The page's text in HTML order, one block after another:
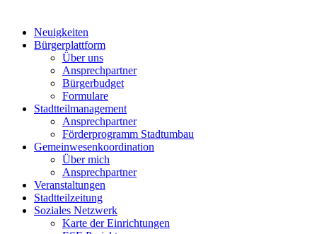
Neuigkeiten
Bürgerplattform
Über uns
Ansprechpartner
Bürgerbudget
Formulare
Stadtteilmanagement
Ansprechpartner
Förderprogramm Stadtumbau
Gemeinwesenkoordination
Über mich
Ansprechpartner
Veranstaltungen
Stadtteilzeitung
Soziales Netzwerk
Karte der Einrichtungen